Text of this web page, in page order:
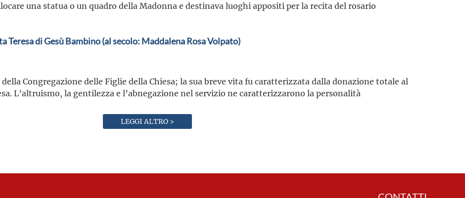
una statua o un quadro della Madonna e destinava luoghi appositi per la recita del rosario
Teresa di Gesù Bambino (al secolo: Maddalena Rosa Volpato)
della Congregazione delle Figlie della Chiesa; la sua breve vita fu caratterizzata dalla donazione totale al
L’altruismo, la gentilezza e l’abnegazione nel servizio ne caratterizzarono la personalità
LEGGI ALTRO >